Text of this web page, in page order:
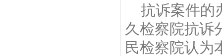
抗诉案件的
久检察院抗诉
民检察院认为